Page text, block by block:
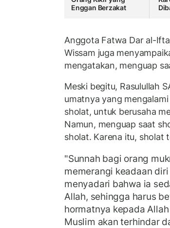
Enggan Berzakat
Anggota Fatwa Dar al-
Wissam juga
mengatakan, menguap
Meski begitu, Rasulullah
umatnya yang
sholat, untuk berusaha
Namun, menguap saat
sholat. Karena itu, sholat
"Sunnah bagi orang
memerangi keadaan
menyadari bahwa ia
Allah, sehingga harus
hormatnya kepada
Muslim akan terhindar